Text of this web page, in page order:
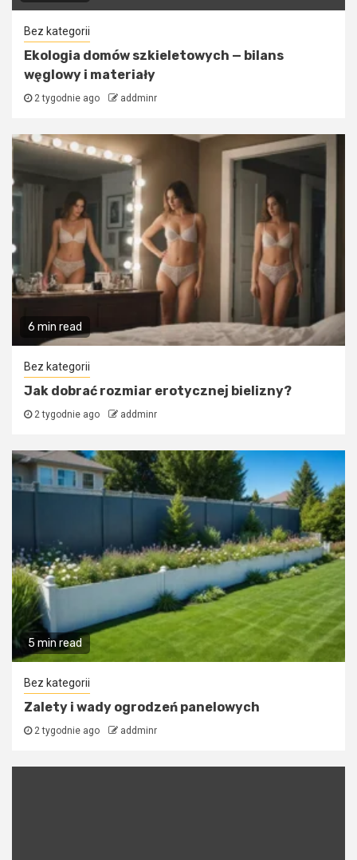
Bez kategorii
Ekologia domów szkieletowych — bilans
węglowy i materiały
2 tygodnie ago addminr
6 min read
Bez kategorii
Jak dobrać rozmiar erotycznej bielizny?
2 tygodnie ago addminr
5 min read
Bez kategorii
Zalety i wady ogrodzeń panelowych
2 tygodnie ago addminr